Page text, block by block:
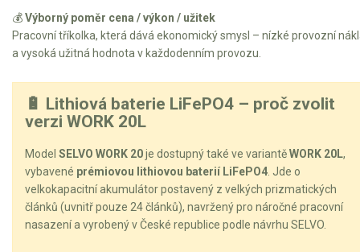
💰Výborný poměr cena / výkon / užitek
Pracovní tříkolka, která dává ekonomický smysl – nízké provozní
a vysoká užitná hodnota v každodenním provozu.
🔋 Lithiová baterie LiFePO4 – proč zvolit
verzi WORK 20L
Model SELVO WORK 20je dostupný také ve variantěWORK 20L,
vybavené prémiovou lithiovou baterií LiFePO4 . Jde o
velkokapacitní akumulátor postavený z velkých prizmatických
článků (uvnitř pouze 24 článků), navržený pro náročné pracovní
nasazení a vyrobený v České republice podle návrhu SELVO.